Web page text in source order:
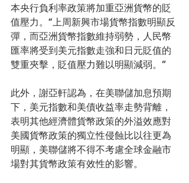
本央行負利率政策將加重亞洲貨幣的貶
值壓力。“上周新興市場貨幣指數明顯反
彈，而亞洲貨幣指數維持弱勢，人民幣
匯率將受到美元指數走強和日元貶值的
雙重夾擊，貶值壓力難以明顯減弱。”
此外，謝亞軒認為，在美聯儲加息預期
下，美元指數和美債收益率走勢背離，
表明其他經濟體貨幣政策的外溢效應對
美國貨幣政策的獨立性侵蝕比以往更為
明顯，美聯儲將不得不考慮全球金融市
場對其貨幣政策有效性的影響。